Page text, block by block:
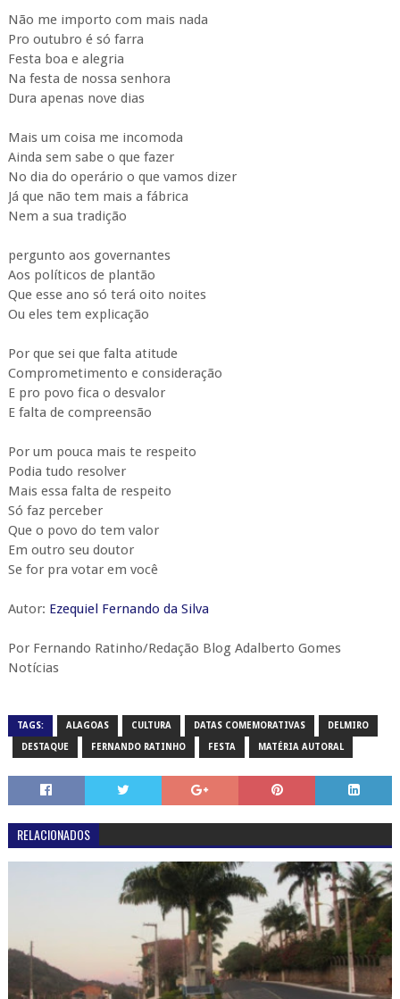
Não me importo com mais nada
Pro outubro é só farra
Festa boa e alegria
Na festa de nossa senhora
Dura apenas nove dias
Mais um coisa me incomoda
Ainda sem sabe o que fazer
No dia do operário o que vamos dizer
Já que não tem mais a fábrica
Nem a sua tradição
pergunto aos governantes
Aos políticos de plantão
Que esse ano só terá oito noites
Ou eles tem explicação
Por que sei que falta atitude
Comprometimento e consideração
E pro povo fica o desvalor
E falta de compreensão
Por um pouca mais te respeito
Podia tudo resolver
Mais essa falta de respeito
Só faz perceber
Que o povo do tem valor
Em outro seu doutor
Se for pra votar em você
Autor: Ezequiel Fernando da Silva
Por Fernando Ratinho/Redação Blog Adalberto Gomes
Notícias
TAGS: ALAGOAS CULTURA DATAS COMEMORATIVAS DELMIRO
DESTAQUE FERNANDO RATINHO FESTA MATÉRIA AUTORAL
RELACIONADOS